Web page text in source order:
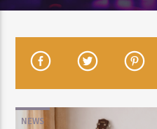
TERAZ GRAMY
TYTUŁ
ARTYSTA
NEWS